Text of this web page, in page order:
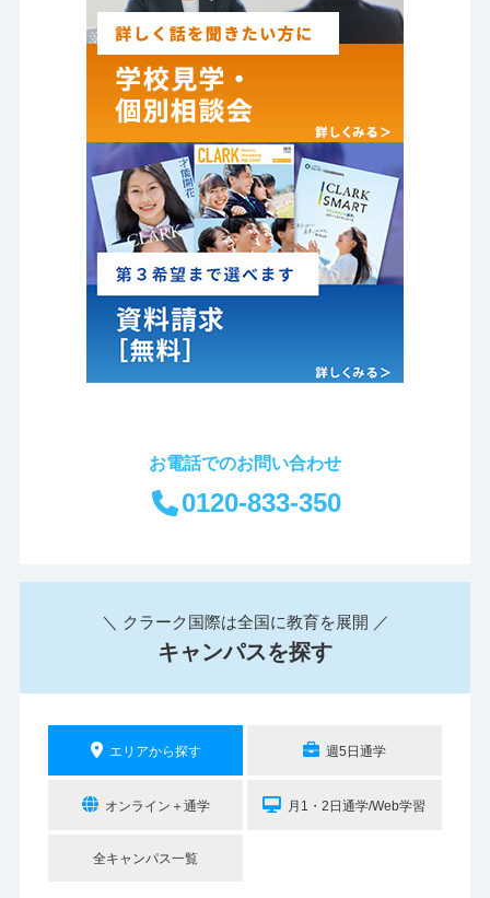
お電話でのお問い合わせ
0120-833-350
＼ クラーク国際は全国に教育を展開 ／
キャンパスを探す
エリアから探す 週5日通学
オンライン＋通学 月1・2日通学/Web学習
全キャンパス一覧